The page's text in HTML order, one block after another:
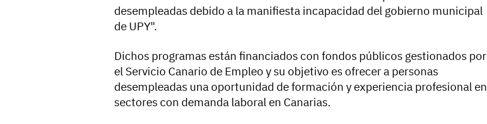
desempleadas debido a la manifiesta incapacidad del gobierno municipal
de UPY".
Dichos programas están financiados con fondos públicos gestionados por
el Servicio Canario de Empleo y su objetivo es ofrecer a personas
desempleadas una oportunidad de formación y experiencia profesional en
sectores con demanda laboral en Canarias.